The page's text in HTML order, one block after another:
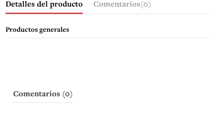
Detalles del producto Comentarios(0)
Productos generales
Comentarios (0)